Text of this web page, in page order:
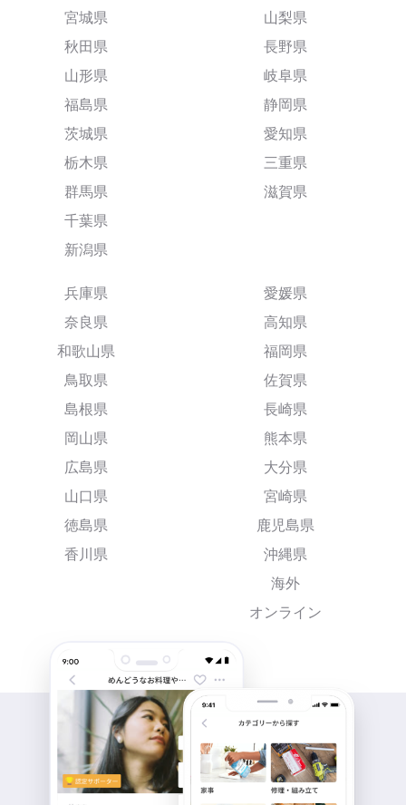
宮城県
秋田県
山形県
福島県
茨城県
栃木県
群馬県
千葉県
新潟県
山梨県
長野県
岐阜県
静岡県
愛知県
三重県
滋賀県
兵庫県
奈良県
和歌山県
鳥取県
島根県
岡山県
広島県
山口県
徳島県
香川県
愛媛県
高知県
福岡県
佐賀県
長崎県
熊本県
大分県
宮崎県
鹿児島県
沖縄県
海外
オンライン